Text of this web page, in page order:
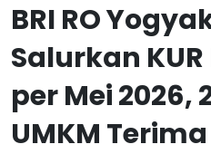
BRI RO
Salurkan KUR
per Mei 2026,
UMKM